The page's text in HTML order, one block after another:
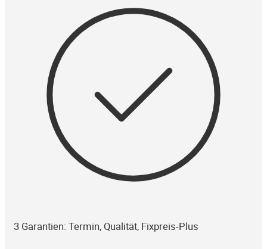
3 Garantien: Termin, Qualität, Fixpreis-Plus